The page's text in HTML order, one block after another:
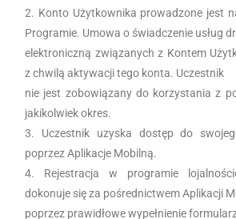
Konto Użytkownika prowadzone jest
Programie. Umowa o świadczenie usług
elektroniczną związanych z Kontem
z chwilą aktywacji tego konta. Uczestnik
nie jest zobowiązany do korzystania z
jakikolwiek okres.
Uczestnik uzyska dostęp do
poprzez Aplikacje Mobilną.
Rejestracja w programie
dokonuje się za pośrednictwem Aplikacji
poprzez prawidłowe wypełnienie